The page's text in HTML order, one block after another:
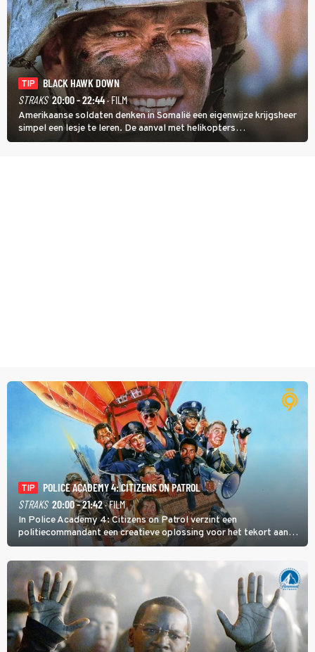
TIP
BLACK HAWK DOWN
STRAKS 20:00 - 22:44· FILM
Amerikaanse soldaten denken in Somalië een eigenwijze krijgsheer
simpel een lesje te leren. De aanval met helikopters
verloopt in Black Hawk down dramatisch.
TIP
POLICE ACADEMY 4: CITIZENS ON PATROL
STRAKS 20:00 - 21:42· FILM
In Police Academy 4: Citizens on Patrol verzint een
politiecommandant een creatieve oplossing voor het tekort aan
agenten.